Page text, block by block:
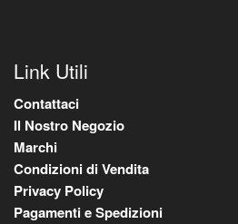
Link Utili
Contattaci
Il Nostro Negozio
Marchi
Condizioni di Vendita
Privacy Policy
Pagamenti e Spedizioni